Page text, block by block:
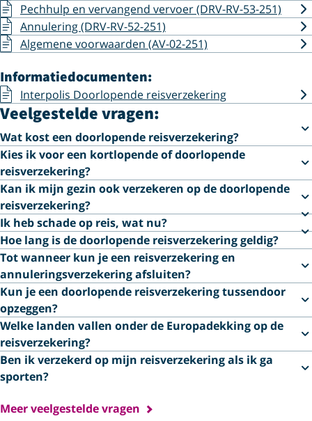
Pechhulp en vervangend vervoer (DRV-RV-53-251)
Annulering (DRV-RV-52-251)
Algemene voorwaarden (AV-02-251)
Informatiedocumenten:
Interpolis Doorlopende reisverzekering
Veelgestelde vragen:
Wat kost een doorlopende reisverzekering?
Kies ik voor een kortlopende of doorlopende
reisverzekering?
Kan ik mijn gezin ook verzekeren op de doorlopende
reisverzekering?
Ik heb schade op reis, wat nu?
Hoe lang is de doorlopende reisverzekering geldig?
Tot wanneer kun je een reisverzekering en
annuleringsverzekering afsluiten?
Kun je een doorlopende reisverzekering tussendoor
opzeggen?
Welke landen vallen onder de Europadekking op de
reisverzekering?
Ben ik verzekerd op mijn reisverzekering als ik ga
sporten?
Meer veelgestelde vragen